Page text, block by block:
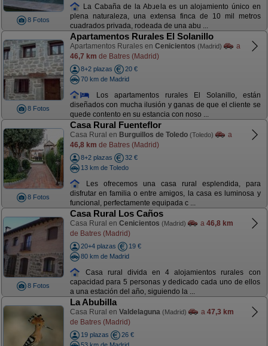
8 Fotos
La Cabaña de la Abuela es un alojamiento único en
plena naturaleza, una extensa finca de 10 mil metros
cuadrados privada, rodeada de una abu ...
8 Fotos
Apartamentos Rurales El Solanillo
Apartamentos Rurales en Cenicientos (Madrid)
a
46,7 km de Batres (Madrid)
8+2 plazas
20 €
70 km de Madrid
Los apartamentos rurales El Solanillo, están
diseñados con mucha ilusión y ganas de que el cliente se
quede contento en su estancia con noso ...
8 Fotos
Casa Rural Fuenteflor
Casa Rural en Burguillos de Toledo (Toledo)
a
46,8 km de Batres (Madrid)
8+2 plazas
32 €
13 km de Toledo
Les ofrecemos una casa rural esplendida, para
disfrutar en familia o entre amigos, la casa es luminosa y
funcional, perfectamente equipada c ...
8 Fotos
Casa Rural Los Caños
Casa Rural en Cenicientos (Madrid) a 46,8 km
de Batres (Madrid)
20+4 plazas
19 €
80 km de Madrid
Casa rural divida en 4 alojamientos rurales con
capacidad para 5 personas y dedicado cada uno de ellos
a una estación del año, siguiendo la ...
La Abubilla
Casa Rural en Valdelaguna (Madrid) a 47,3 km
de Batres (Madrid)
19 plazas
26 €